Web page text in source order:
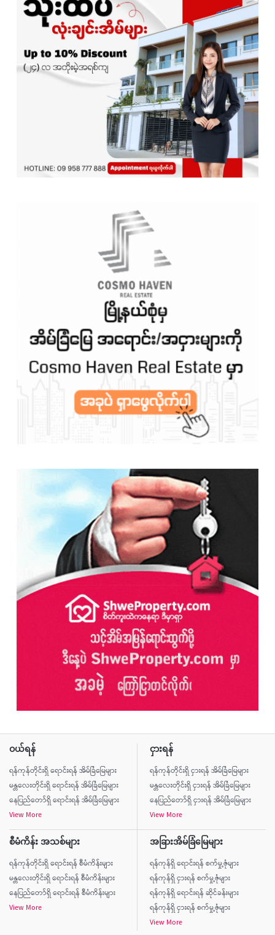
ဝယ်ရန်
ရန်ကုန်တိုင်းရှိ ရောင်းရန် အိမ်ခြံမြေများ
မန္တလေးတိုင်းရှိ ရောင်းရန် အိမ်ခြံမြေများ
နေပြည်တော်ရှိ ရောင်းရန် အိမ်ခြံမြေများ
View More
ငှားရန်
ရန်ကုန်တိုင်းရှိ ငှားရန် အိမ်ခြံမြေများ
မန္တလေးတိုင်းရှိ ငှားရန် အိမ်ခြံမြေများ
နေပြည်တော်ရှိ ငှားရန် အိမ်ခြံမြေများ
View More
စီမံကိန်း အသစ်များ
ရန်ကုန်တိုင်းရှိ ရောင်းရန် စီမံကိန်းများ
မန္တလေးတိုင်းရှိ ရောင်းရန် စီမံကိန်းများ
နေပြည်တော်ရှိ ရောင်းရန် စီမံကိန်းများ
View More
အခြားအိမ်ခြံမြေများ
ရန်ကုန်ရှိ ရောင်းရန် စက်မှု့ဇုံများ
ရန်ကုန်ရှိ ငှားရန် စက်မှု့ဇုံများ
ရန်ကုန်ရှိ ရောင်းရန် ဆိုင်ခန်းများ
ရန်ကုန်ရှိ ငှားရန် စက်မှု့ဇုံများ
View More